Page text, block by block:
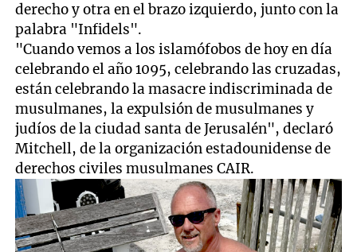
derecho y otra en el brazo izquierdo, junto con la
palabra "Infidels".
"Cuando vemos a los islamófobos de hoy en día
celebrando el año 1095, celebrando las cruzadas,
están celebrando la masacre indiscriminada de
musulmanes, la expulsión de musulmanes y
judíos de la ciudad santa de Jerusalén", declaró
Mitchell, de la organización estadounidense de
derechos civiles musulmanes CAIR.